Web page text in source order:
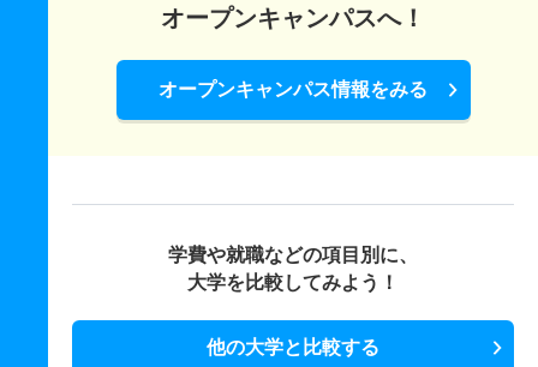
オープンキャンパスへ！
オープンキャンパス情報をみる
学費や就職などの項目別に、
大学を比較してみよう！
他の大学と比較する